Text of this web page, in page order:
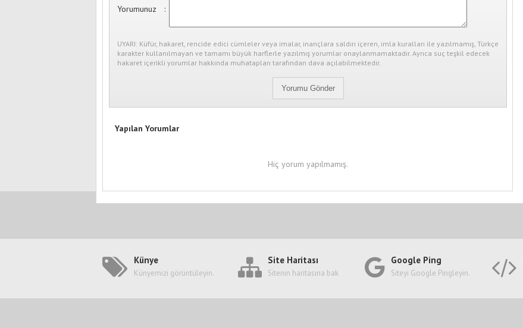
Yorumunuz :
UYARI: Küfür, hakaret, rencide edici cümleler veya imalar, inançlara saldırı içeren, imla kuralları ile yazılmamış, Türkçe
karakter kullanılmayan ve tamamı büyük harflerle yazılmış yorumlar onaylanmamaktadır. Ayrıca suç teşkil edecek
hakaret içerikli yorumlar hakkında muhatapları tarafından dava açılabilmektedir.
Yapılan Yorumlar
Hiç yorum yapılmamış.
Künye
Künyemizi görüntüleyin.
Site Haritası
Sitenin haritasına bak
Google Ping
Siteyi Google Pingleyin.